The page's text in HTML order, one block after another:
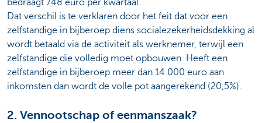
bedraagt 748 euro per kwartaal.
Dat verschil is te verklaren door het feit dat voor een
zelfstandige in bijberoep diens socialezekerheidsdekking al
wordt betaald via de activiteit als werknemer, terwijl een
zelfstandige die volledig moet opbouwen. Heeft een
zelfstandige in bijberoep meer dan 14.000 euro aan
inkomsten dan wordt de volle pot aangerekend (20,5%).
2. Vennootschap of eenmanszaak?